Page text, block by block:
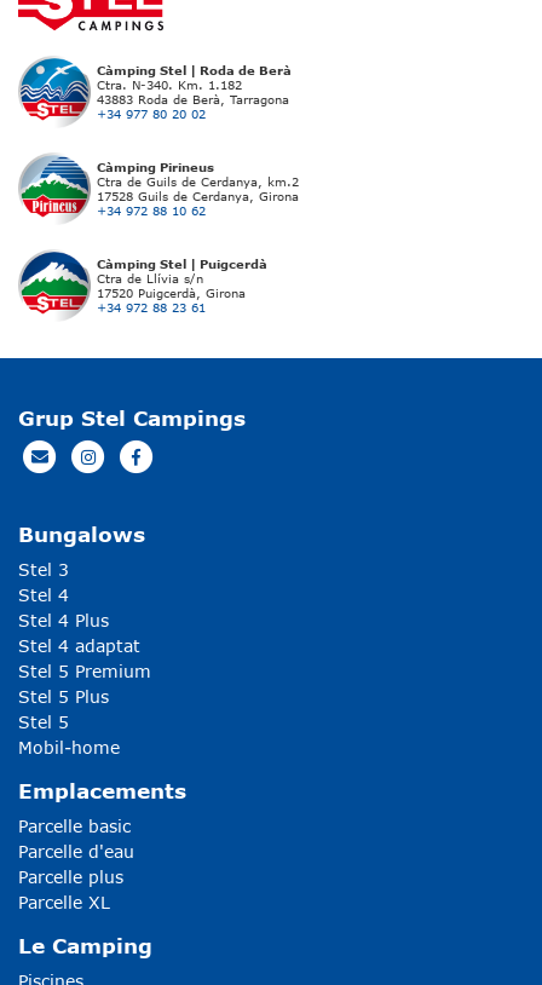
Càmping Stel | Roda de Berà
Ctra. N-340. Km. 1.182
43883 Roda de Berà, Tarragona
+34 977 80 20 02
Càmping Pirineus
Ctra de Guils de Cerdanya, km.2
17528 Guils de Cerdanya, Girona
+34 972 88 10 62
Càmping Stel | Puigcerdà
Ctra de Llívia s/n
17520 Puigcerdà, Girona
+34 972 88 23 61
Grup Stel Campings
Bungalows
Stel 3
Stel 4
Stel 4 Plus
Stel 4 adaptat
Stel 5 Premium
Stel 5 Plus
Stel 5
Mobil-home
Emplacements
Parcelle basic
Parcelle d'eau
Parcelle plus
Parcelle XL
Le Camping